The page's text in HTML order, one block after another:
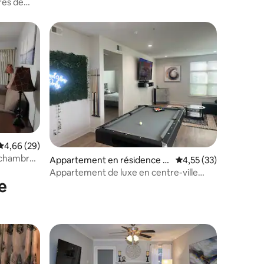
: 5 sur 5
moyenne sur la base de 29 commentaires : 4,66 sur 5
4,66 (29)
Appartement en résidence ⋅
Deep Ellum
Évaluation moyenne
4,55 (33)
Appartement de luxe en centre-ville